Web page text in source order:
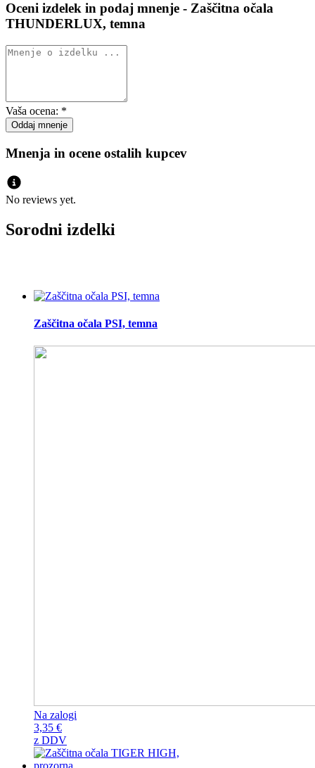
Oceni izdelek in podaj mnenje - Zaščitna očala
THUNDERLUX, temna
Vaša ocena: *
Mnenja in ocene ostalih kupcev
No reviews yet.
Sorodni izdelki
Zaščitna očala PSI, temna
Na zalogi
3,35 €
z DDV